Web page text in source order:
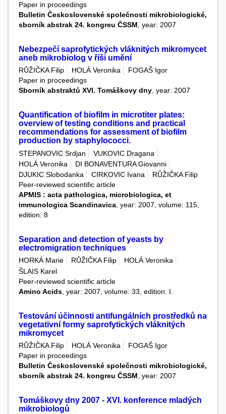
Paper in proceedings
Bulletin Československé společnosti mikrobiologické,
sborník abstrak 24. kongreu ČSSM , year: 2007
Nebezpečí saprofytických vláknitých mikromycet
aneb mikrobiolog v říši umění
RŮŽIČKA Filip HOLÁ Veronika
FOGAŠ Igor
Paper in proceedings
Sborník abstraktů XVI. Tomáškovy dny, year: 2007
Quantification of biofilm in microtiter plates:
overview of testing conditions and practical
recommendations for assessment of biofilm
production by staphylococci.
STEPANOVIC Srdjan
VUKOVIC Dragana
HOLÁ Veronika
DI BONAVENTURA Giovanni
DJUKIC Slobodanka
CIRKOVIC Ivana
RŮŽIČKA Filip
Peer-reviewed scientific article
APMIS : acta pathologica, microbiologica, et
immunologica Scandinavica , year: 2007, volume: 115,
edition: 8
Separation and detection of yeasts by
electromigration techniques
HORKÁ Marie RŮŽIČKA Filip
HOLÁ Veronika
ŠLAIS Karel
Peer-reviewed scientific article
Amino Acids , year: 2007, volume: 33, edition: I.
Testování účinnosti antifungálních prostředků na
vegetativní formy saprofytických vláknitých
mikromycet
RŮŽIČKA Filip HOLÁ Veronika
FOGAŠ Igor
Paper in proceedings
Bulletin Československé společnosti mikrobiologické,
sborník abstrak 24. kongreu ČSSM , year: 2007
Tomáškovy dny 2007 - XVI. konference mladých
mikrobiologů